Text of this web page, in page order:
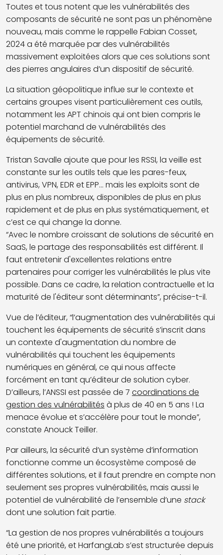
Toutes et tous notent que les vulnérabilités des
composants de sécurité ne sont pas un phénomène
nouveau, mais comme le rappelle Fabian Cosset,
2024 a été marquée par des vulnérabilités
massivement exploitées alors que ces solutions sont
des pierres angulaires d’un dispositif de sécurité.
La situation géopolitique influe sur le contexte et
certains groupes visent particulièrement ces outils,
notamment les APT chinois qui ont bien compris le
potentiel marchand de vulnérabilités des
équipements de sécurité.
Tristan Savalle ajoute que pour les RSSI, la veille est
constante sur les outils tels que les pares-feux,
antivirus, VPN, EDR et EPP... mais les exploits sont de
plus en plus nombreux, disponibles de plus en plus
rapidement et de plus en plus systématiquement, et
c’est ce qui change la donne.
“Avec le nombre croissant de solutions de sécurité en
SaaS, le partage des responsabilités est différent. Il
faut entretenir d'excellentes relations entre
partenaires pour corriger les vulnérabilités le plus vite
possible. Dans ce cadre, la relation contractuelle et la
maturité de l'éditeur sont déterminants”, précise-t-il.
Vue de l’éditeur, “l’augmentation des vulnérabilités qui
touchent les équipements de sécurité s’inscrit dans
un contexte d'augmentation du nombre de
vulnérabilités qui touchent les équipements
numériques en général, ce qui nous affecte
forcément en tant qu’éditeur de solution cyber.
D’ailleurs, l’ANSSI est passée de 7 coordinations de
gestion des vulnérabilités à plus de 40 en 5 ans ! La
menace évolue et s’accélère pour tout le monde”,
constate Anouck Teiller.
Par ailleurs, la sécurité d’un système d’information
fonctionne comme un écosystème composé de
différentes solutions, et il faut prendre en compte non
seulement ses propres vulnérabilités, mais aussi le
potentiel de vulnérabilité de l’ensemble d’une stack
dont une solution fait partie.
“La gestion de nos propres vulnérabilités a toujours
été une priorité, et HarfangLab s’est structurée depuis